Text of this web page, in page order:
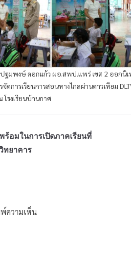
มพงษ์ ดอกแก้ว ผอ.สพป.แพร่ เขต 2 ออกนิ
ดการเรียนการสอนทางไกลผ่านดาวเทียม
รงเรียนบ้านกาศ
อมในการเปิดภาคเรียนที่
ทยาคาร
ความเห็น